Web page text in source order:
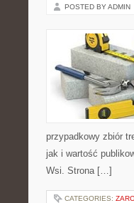
POSTED BY ADMIN
przypadkowy zbiór
jak i wartość
Wsi. Strona […]
CATEGORIES: